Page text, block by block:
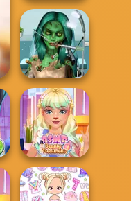
ASMR Beauty
Superstar
Ghoulish To
Gorgeous Cool
Zomb...